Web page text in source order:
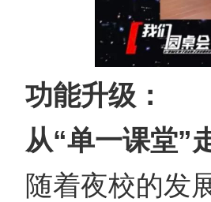
功能升级：
从“单一课堂”
随着夜校的发